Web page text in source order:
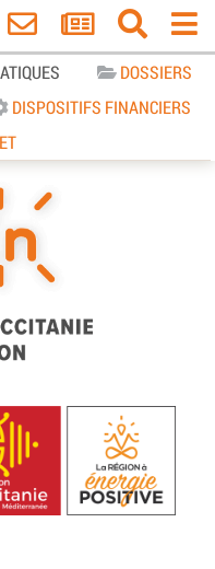
DOSSIERS
DISPOSITIFS FINANCIERS
Territoires
Transition